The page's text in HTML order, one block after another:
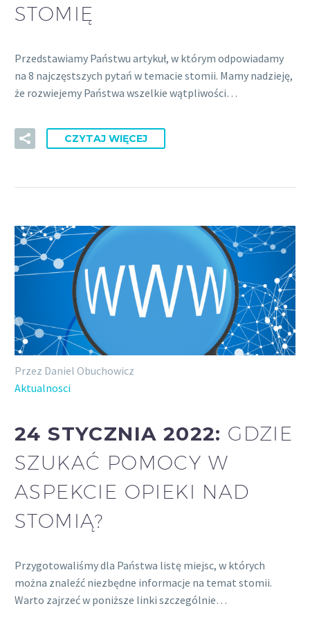
STOMIĘ
Przedstawiamy Państwu artykuł, w którym odpowiadamy
na 8 najczęstszych pytań w temacie stomii. Mamy nadzieję,
że rozwiejemy Państwa wszelkie wątpliwości…
CZYTAJ WIĘCEJ
Przez Daniel Obuchowicz
Aktualnosci
24 STYCZNIA 2022: GDZIE
SZUKAĆ POMOCY W
ASPEKCIE OPIEKI NAD
STOMIĄ?
Przygotowaliśmy dla Państwa listę miejsc, w których
można znaleźć niezbędne informacje na temat stomii.
Warto zajrzeć w poniższe linki szczególnie…